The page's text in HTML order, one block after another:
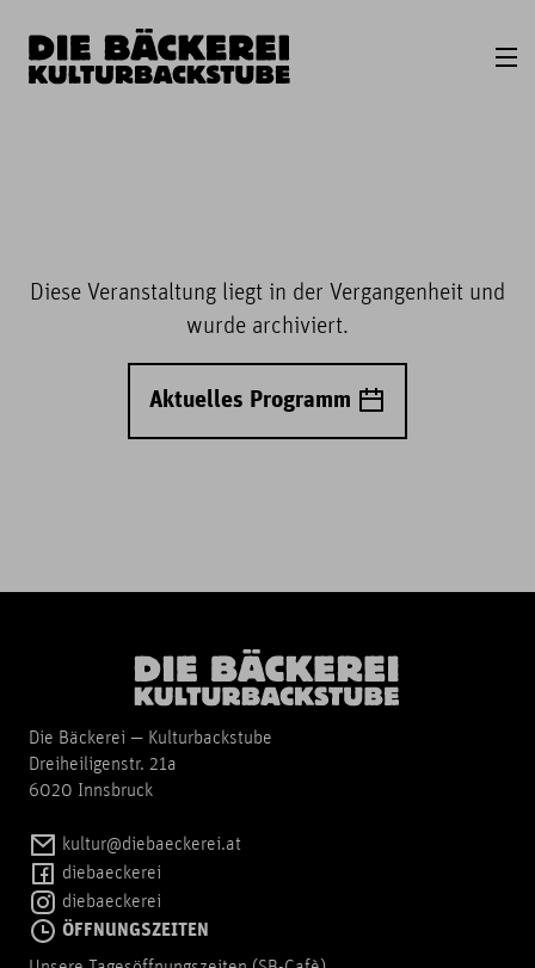
Diese Veranstaltung liegt in der Vergangenheit und
wurde archiviert.
Aktuelles Programm
Die Bäckerei — Kulturbackstube
Dreiheiligenstr. 21a
6020 Innsbruck
kultur@diebaeckerei.at
diebaeckerei
diebaeckerei
ÖFFNUNGSZEITEN